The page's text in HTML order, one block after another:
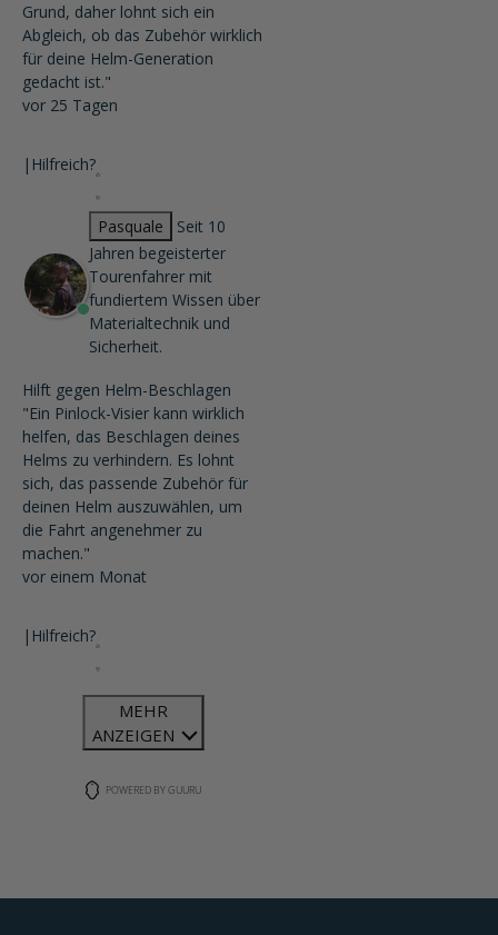
Grund, daher lohnt sich ein
Abgleich, ob das Zubehör wirklich
für deine Helm-Generation
gedacht ist."
vor 25 Tagen
| Hilfreich?
Pasquale
Seit 10
Jahren begeisterter
Tourenfahrer mit
fundiertem Wissen über
Materialtechnik und
Sicherheit.
Hilft gegen Helm-Beschlagen
"Ein Pinlock-Visier kann wirklich
helfen, das Beschlagen deines
Helms zu verhindern. Es lohnt
sich, das passende Zubehör für
deinen Helm auszuwählen, um
die Fahrt angenehmer zu
machen."
vor einem Monat
| Hilfreich?
MEHR
ANZEIGEN
POWERED BY GUURU